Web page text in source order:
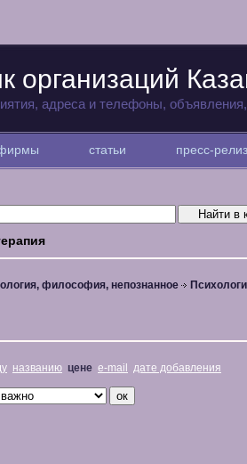
организаций
адреса и телефоны,
статьи пресс-
философия, непознанное
названию цене e-mail дате добавления